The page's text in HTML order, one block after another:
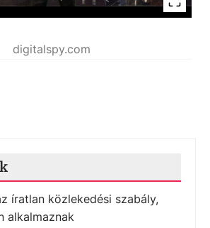
digitalspy.com
íratlan közlekedési szabály,
alkalmaznak